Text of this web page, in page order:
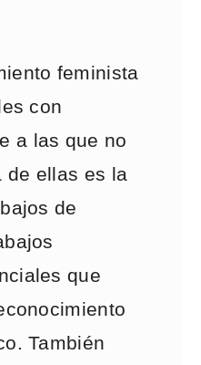
feminista
con
a las que no
de ellas es la
de
que
También